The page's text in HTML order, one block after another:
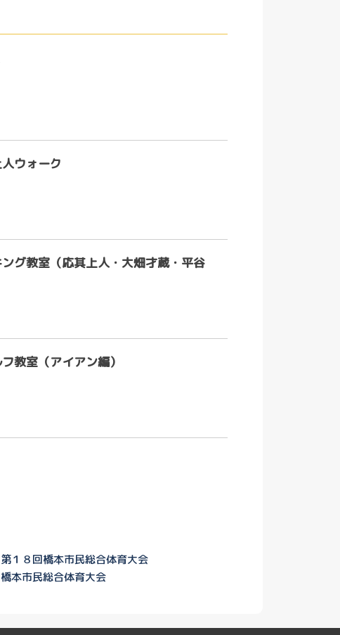
ウォーク
ング教室（応其上人・大畑才蔵・平谷
教室（アイアン編）
１８回橋本市民総合体育大会
本市民総合体育大会